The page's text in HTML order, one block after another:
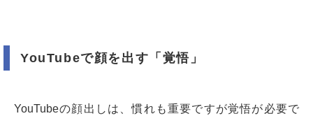
YouTubeで顔を出す「覚悟」
YouTubeの顔出しは、慣れも重要ですが覚悟が必要で